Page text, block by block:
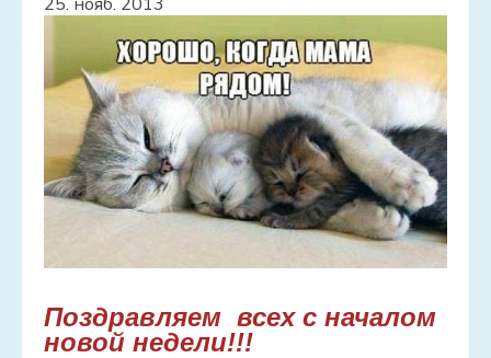
Услуги
Контакт
Hовости
Галерея
Старая галерея
Поздравляем всех с началом
новой недели!!!